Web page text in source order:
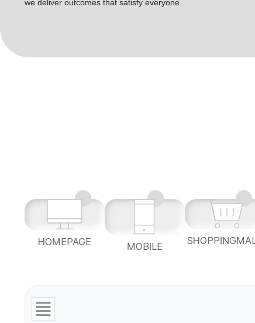
we deliver outcomes that satisfy everyone.
HOMEPAGE MOBILE